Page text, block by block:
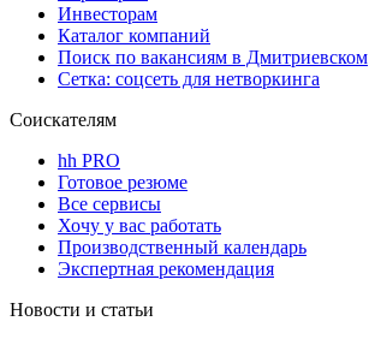
Инвесторам
Каталог компаний
Поиск по вакансиям в Дмитриевском
Сетка: соцсеть для нетворкинга
Соискателям
hh PRO
Готовое резюме
Все сервисы
Хочу у вас работать
Производственный календарь
Экспертная рекомендация
Новости и статьи